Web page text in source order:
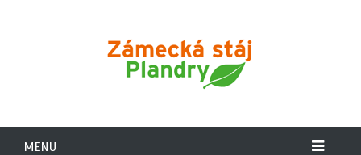
MENU